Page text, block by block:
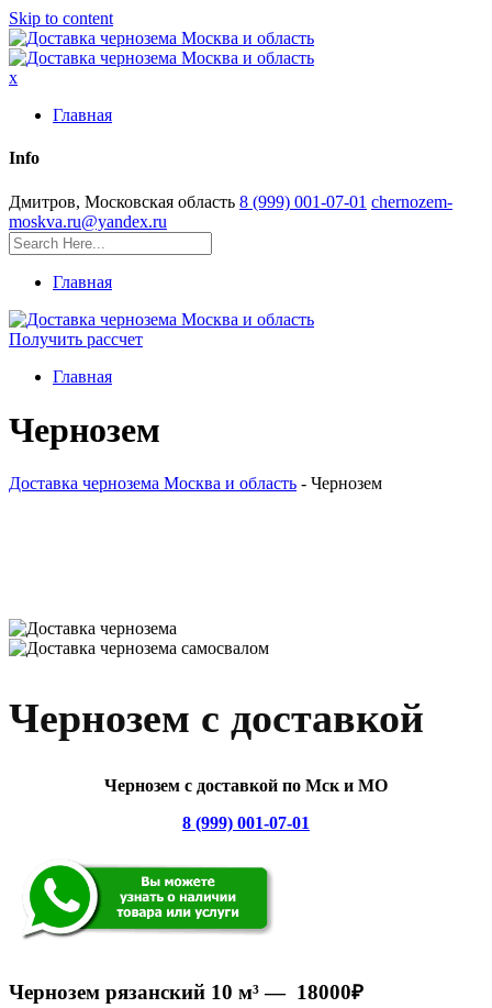
Skip to content
x
Главная
Info
Дмитров, Московская область 8 (999) 001-07-01 chernozem-
moskva.ru@yandex.ru
Главная
Получить рассчет
Главная
Чернозем
Доставка чернозема Москва и область - Чернозем
Чернозем с доставкой
Чернозем с доставкой по Мск и МО
8 (999) 001-07-01
Чернозем рязанский 10 м³ — 18000₽